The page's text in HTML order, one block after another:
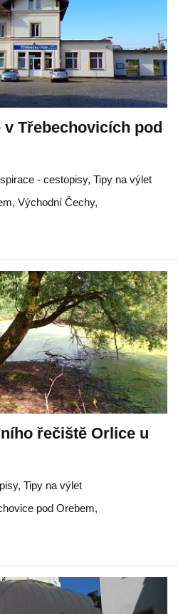
Třebechovicích pod
- cestopisy, Tipy na výlet
, Východní Čechy,
řečiště Orlice u
Tipy na výlet
pod Orebem,